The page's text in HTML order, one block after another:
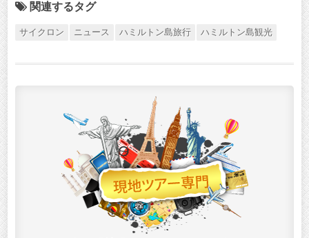
関連するタグ
サイクロン ニュース ハミルトン島旅行 ハミルトン島観光